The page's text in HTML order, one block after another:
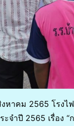
หาคม 2565 โรงไ
ะจำปี 2565 เรื่อง